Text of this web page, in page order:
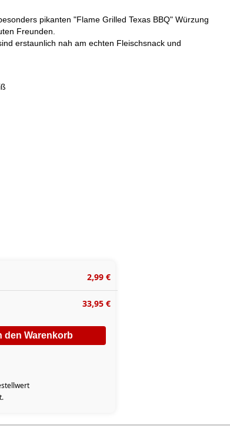
pikanten "Flame Grilled Texas BBQ" Würzung
Freunden.
erstaunlich nah am echten Fleischsnack und
2,99 €
33,95 €
den Warenkorb